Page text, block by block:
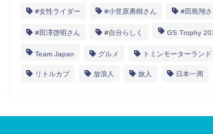
#女性ライダー #小笠原勇樹さん #田島翔さ
#田澤啓明さん #自分らしく GS Trophy
Team Japan グルメ トミンモーターランド
リトルカブ 放浪人 旅人 日本一周
女性